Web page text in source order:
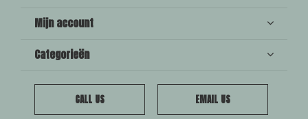
Mijn account
Categorieën
CALL US EMAIL US